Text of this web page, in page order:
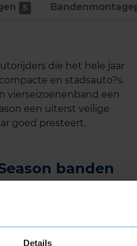
Details
5
die het hele jaar
en stadsauto?s.
vierseizoenenband een
een uiterst veilige
goed presteert.
banden
van een
kenmerkt